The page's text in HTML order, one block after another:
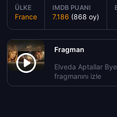
ÜLKE
France
IMDB PUANI
7.186 (868 oy)
Fragman
Elveda Aptallar
fragmanını izle